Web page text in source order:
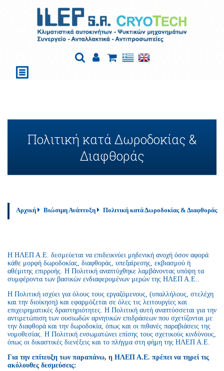
Πολιτική κατά Δωροδοκίας &
Διαφθοράς
Αρχική Βιώσιμη Ανάπτυξη Πολιτική κατά Δωροδοκίας & Διαφθοράς
Η ΗΛΕΠ Α.Ε. δεσμεύεται να επιδεικνύει μηδενική ανοχή όσον αφορά
κάθε μορφή δωροδοκίας, διαφθοράς, υπεξαίρεσης, εκβιασμού ή
αθέμιτης επιρροής. Η Πολιτική αναπτύχθηκε λαμβάνοντας υπόψη τα
συμφέροντα των βασικών ενδιαφερομένων μερών της ΗΛΕΠ Α.Ε..
Η Πολιτική ισχύει για όλους τους εργαζόμενους, (υπαλλήλους, στελέχη
και την διοίκηση) και εφαρμόζεται σε όλες τις λειτουργίες και
επιχειρηματικές δραστηριότητες. Η Πολιτική αυτή αναπτύσσεται για την
αντιμετώπιση των ουσιωδών αρνητικών επιδράσεων που σχετίζονται με
την διαφθορά και την δωροδοκία, όπως και οι πιθανές παραβιάσεις της
νομοθεσίας. Η Πολιτική ενσωματώνει επίσης τους σχετικούς κινδύνους,
όπως οι δικαστικές διενέξεις και το πλήγμα στη φήμη της ΗΛΕΠ Α.Ε.
Για την επίτευξη των παραπάνω, η ΗΛΕΠ Α.Ε. πρέπει να τηρεί τις
ακόλουθες δεσμεύσεις: